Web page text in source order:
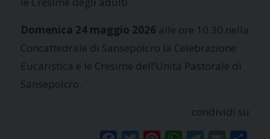
Domenica 24 maggio 2026 alle ore 10.30 nella
Concattedrale di Sansepolcro la Celebrazione
Eucaristica e le Cresime dell’Unità Pastorale di
Sansepolcro.
condividi su